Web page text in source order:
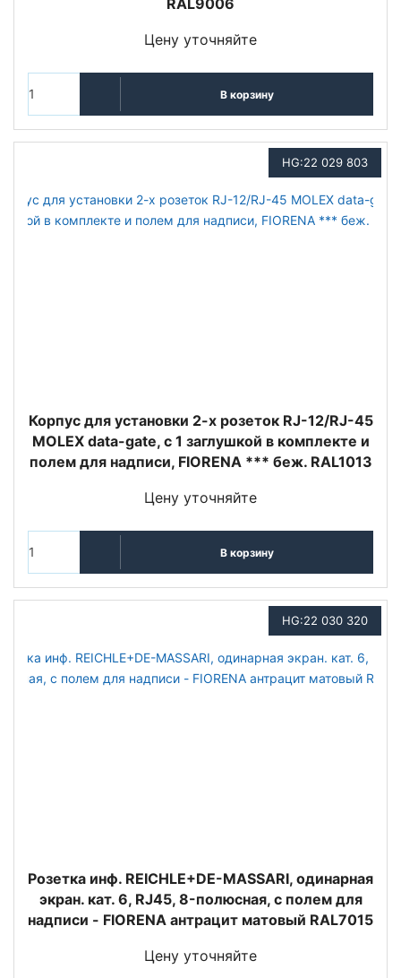
RAL9006
Цену уточняйте
В корзину
HG:22 029 803
Корпус для установки 2-х розеток RJ-12/RJ-45
MOLEX data-gate, с 1 заглушкой в комплекте и
полем для надписи, FIORENA *** беж. RAL1013
Цену уточняйте
В корзину
HG:22 030 320
Розетка инф. REICHLE+DE-MASSARI, одинарная
экран. кат. 6, RJ45, 8-полюсная, с полем для
надписи - FIORENA антрацит матовый RAL7015
Цену уточняйте